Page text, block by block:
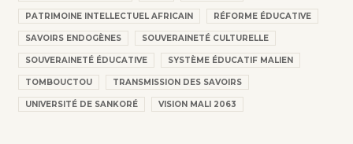
PATRIMOINE INTELLECTUEL AFRICAIN RÉFORME ÉDUCATIVE
SAVOIRS ENDOGÈNES SOUVERAINETÉ CULTURELLE
SOUVERAINETÉ ÉDUCATIVE SYSTÈME ÉDUCATIF MALIEN
TOMBOUCTOU TRANSMISSION DES SAVOIRS
UNIVERSITÉ DE SANKORÉ VISION MALI 2063